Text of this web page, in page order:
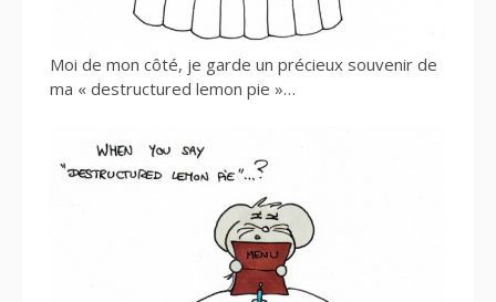
Moi de mon côté, je garde un précieux souvenir de
ma « destructured lemon pie »…